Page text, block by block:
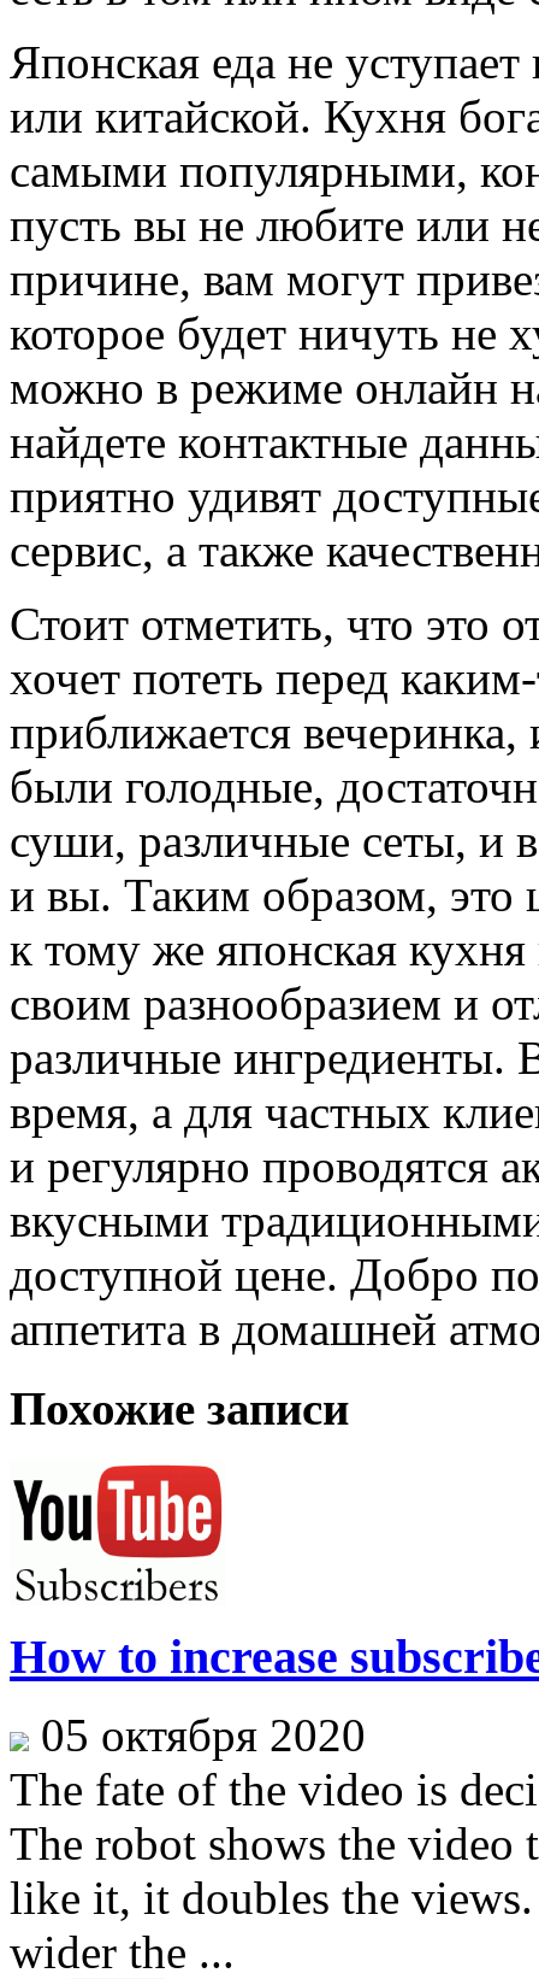
Японская еда не
или китайской. Кухня
самыми популярными,
пусть вы не любите или
причине, вам могут
которое будет ничуть
можно в режиме онлайн
найдете контактные
приятно удивят
сервис, а также
Стоит отметить, что это
хочет потеть перед
приближается
были голодные,
суши, различные сеты, и
и вы. Таким образом, это
к тому же японская
своим разнообразием и
различные ингредиенты.
время, а для частных
и регулярно проводятся
вкусными
доступной цене. Добро
аппетита в домашней
Похожие записи
How to increase
05 октября 2020
The fate of the video is
The robot shows the video
like it, it doubles the
wider the ...